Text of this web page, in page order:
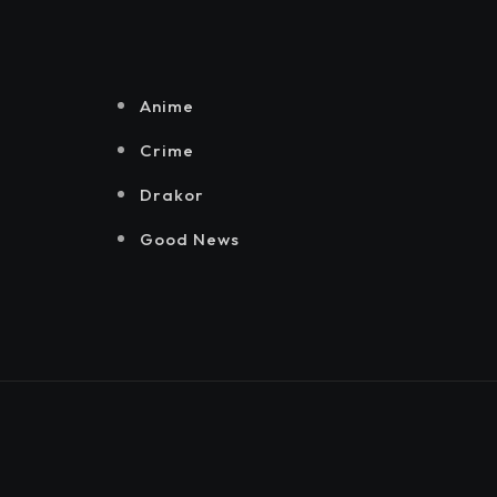
Anime
Crime
Drakor
Good News